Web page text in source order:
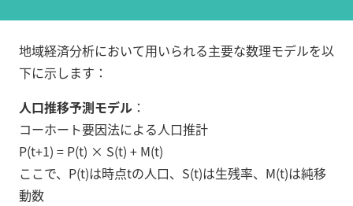
地域経済分析において用いられる主要な数理モデルを以
下に示します：
人口推移予測モデル ：
コーホート要因法による人口推計
P(t+1) = P(t) × S(t) + M(t)
ここで、P(t)は時点tの人口、S(t)は生残率、M(t)は純移
動数